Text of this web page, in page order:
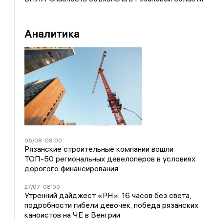
Аналитика
06/08 08:00
Рязанские строительные компании вошли
ТОП-50 региональных девелоперов в условиях
дорогого финансирования
27/07 08:00
Утренний дайджест «РН»: 16 часов без света,
подробности гибели девочек, победа рязанских
каноистов на ЧЕ в Венгрии